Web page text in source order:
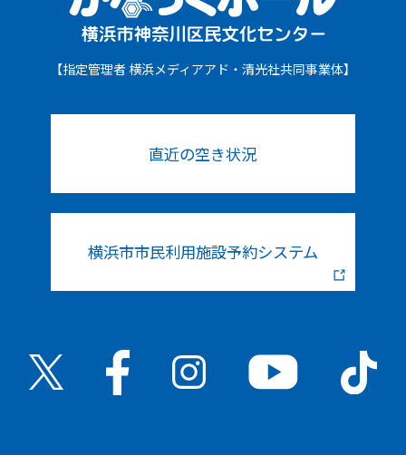
【指定管理者 横浜メディアアド・清光社共同事業体】
直近の空き状況
横浜市市民利用施設予約システム